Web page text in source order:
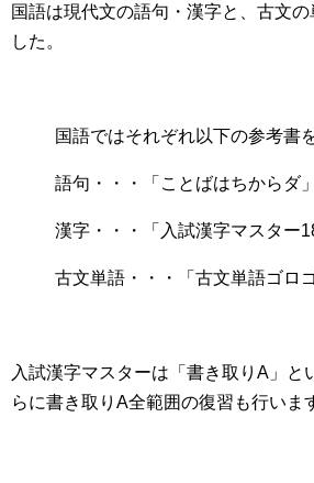
国語は現代文の語句・漢字と、古文
した。
国語ではそれぞれ以下の参考書
語句・・・「ことばはちからダ」
漢字・・・「入試漢字マスター
古文単語・・・「古文単語ゴロゴ
入試漢字マスターは「書き取りA」と
らに書き取りA全範囲の復習も行いま